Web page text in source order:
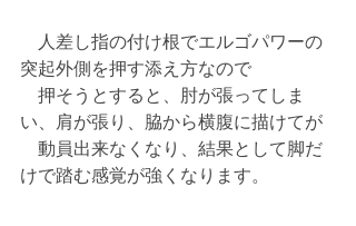
人差し指の付け根でエルゴパワーの
突起外側を押す添え方なので
押そうとすると、肘が張ってしま
い、肩が張り、脇から横腹に描けてが
動員出来なくなり、結果として脚だ
けで踏む感覚が強くなります。